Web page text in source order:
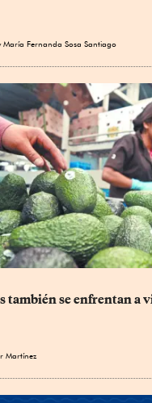
María Fernanda Sosa Santiago
también se enfrentan a
Martínez